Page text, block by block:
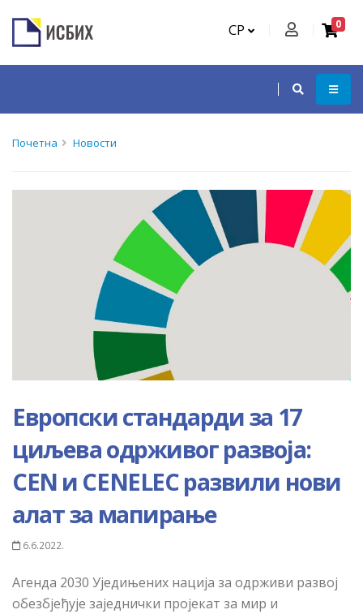
СР 0
Почетна Новости
Европски стандарди за 17
циљева одрживог развоја:
CEN и CENELEC развили нови
алат за мапирање
6.6.2022.
Агенда 2030 Уједињених нација за одрживи развој
обезбјеђује заједнички пројекат за мир и